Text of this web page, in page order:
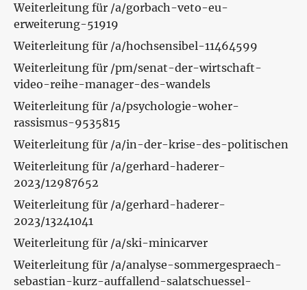
Weiterleitung für /a/gorbach-veto-eu-
erweiterung-51919
Weiterleitung für /a/hochsensibel-11464599
Weiterleitung für /pm/senat-der-wirtschaft-
video-reihe-manager-des-wandels
Weiterleitung für /a/psychologie-woher-
rassismus-9535815
Weiterleitung für /a/in-der-krise-des-politischen
Weiterleitung für /a/gerhard-haderer-
2023/12987652
Weiterleitung für /a/gerhard-haderer-
2023/13241041
Weiterleitung für /a/ski-minicarver
Weiterleitung für /a/analyse-sommergespraech-
sebastian-kurz-auffallend-salatschuessel-